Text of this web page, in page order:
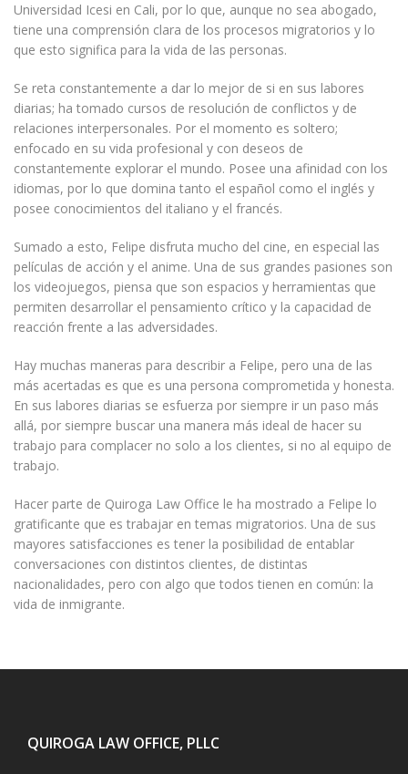
Universidad Icesi en Cali, por lo que, aunque no sea abogado,
tiene una comprensión clara de los procesos migratorios y lo
que esto significa para la vida de las personas.
Se reta constantemente a dar lo mejor de si en sus labores
diarias; ha tomado cursos de resolución de conflictos y de
relaciones interpersonales. Por el momento es soltero;
enfocado en su vida profesional y con deseos de
constantemente explorar el mundo. Posee una afinidad con los
idiomas, por lo que domina tanto el español como el inglés y
posee conocimientos del italiano y el francés.
Sumado a esto, Felipe disfruta mucho del cine, en especial las
películas de acción y el anime. Una de sus grandes pasiones son
los videojuegos, piensa que son espacios y herramientas que
permiten desarrollar el pensamiento crítico y la capacidad de
reacción frente a las adversidades.
Hay muchas maneras para describir a Felipe, pero una de las
más acertadas es que es una persona comprometida y honesta.
En sus labores diarias se esfuerza por siempre ir un paso más
allá, por siempre buscar una manera más ideal de hacer su
trabajo para complacer no solo a los clientes, si no al equipo de
trabajo.
Hacer parte de Quiroga Law Office le ha mostrado a Felipe lo
gratificante que es trabajar en temas migratorios. Una de sus
mayores satisfacciones es tener la posibilidad de entablar
conversaciones con distintos clientes, de distintas
nacionalidades, pero con algo que todos tienen en común: la
vida de inmigrante.
QUIROGA LAW OFFICE, PLLC